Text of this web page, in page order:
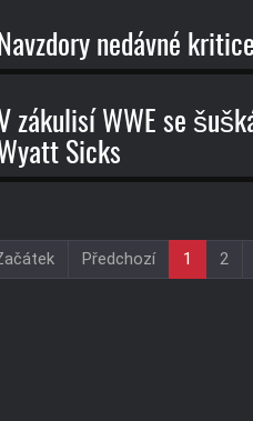
Navzdory nedávné
zákulisí WWE se
Sicks
Předchozí 1 2